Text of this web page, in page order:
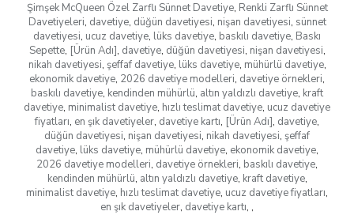
Şimşek McQueen Özel Zarflı Sünnet Davetiye, Renkli Zarflı Sünnet
Davetiyeleri, davetiye, düğün davetiyesi, nişan davetiyesi, sünnet
davetiyesi, ucuz davetiye, lüks davetiye, baskılı davetiye, Baskı
Sepette, [Ürün Adı], davetiye, düğün davetiyesi, nişan davetiyesi,
nikah davetiyesi, şeffaf davetiye, lüks davetiye, mühürlü davetiye,
ekonomik davetiye, 2026 davetiye modelleri, davetiye örnekleri,
baskılı davetiye, kendinden mühürlü, altın yaldızlı davetiye, kraft
davetiye, minimalist davetiye, hızlı teslimat davetiye, ucuz davetiye
fiyatları, en şık davetiyeler, davetiye kartı, [Ürün Adı], davetiye,
düğün davetiyesi, nişan davetiyesi, nikah davetiyesi, şeffaf
davetiye, lüks davetiye, mühürlü davetiye, ekonomik davetiye,
2026 davetiye modelleri, davetiye örnekleri, baskılı davetiye,
kendinden mühürlü, altın yaldızlı davetiye, kraft davetiye,
minimalist davetiye, hızlı teslimat davetiye, ucuz davetiye fiyatları,
en şık davetiyeler, davetiye kartı, ,